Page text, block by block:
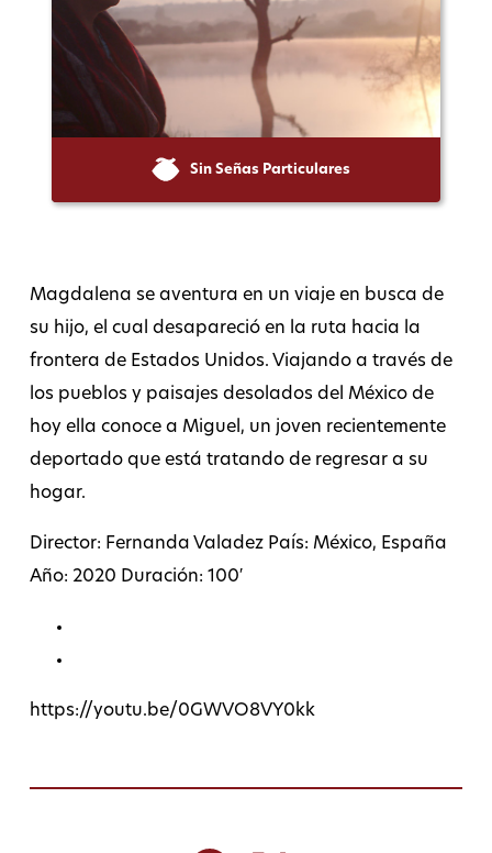
Sin Señas Particulares
Magdalena se aventura en un viaje en busca de
su hijo, el cual desapareció en la ruta hacia la
frontera de Estados Unidos. Viajando a través de
los pueblos y paisajes desolados del México de
hoy ella conoce a Miguel, un joven recientemente
deportado que está tratando de regresar a su
hogar.
Director: Fernanda Valadez País: México, España
Año: 2020 Duración: 100′
https://youtu.be/0GWVO8VY0kk